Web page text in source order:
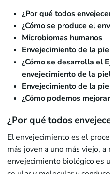
¿Por qué todos
¿Cómo se produce el
Microbiomas humanos
Envejecimiento de la
¿Cómo se desarrolla el
envejecimiento de la
Envejecimiento de la
¿Cómo podemos
¿Por qué todos
El envejecimiento es el
más joven a uno más viejo,
envejecimiento biológico es